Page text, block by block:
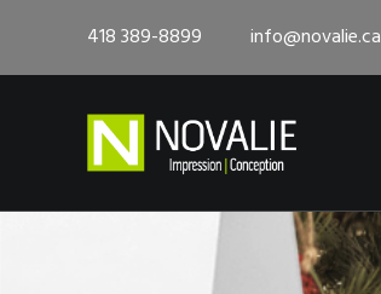
418 389-8899 info@novalie.ca